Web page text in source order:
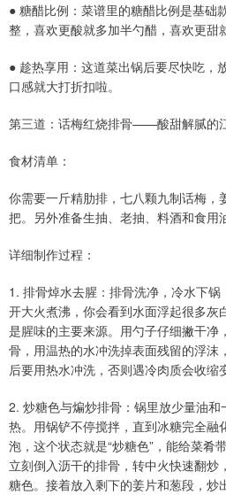
● 糖醋比例：菜谱里的糖醋比例是基础
整，喜欢更酸就多加半勺醋，喜欢更甜
● 趁热享用：这道菜出锅后要尽快吃，
口感就大打折扣啦。
第三道：话梅红烧排骨——酸甜解腻的
食材清单：
你需要一斤精肋排，七八颗九制话梅，
把。另外准备生抽、老抽、料酒和食用
详细制作过程：
1. 排骨焯水去腥：排骨洗净，冷水下锅
开大火煮沸，你会看到水面浮起很多灰
是腥味的主要来源。用勺子仔细撇干
骨，用温热的水冲洗掉表面残留的浮沫
后要用热水冲洗，否则遇冷肉质会收缩
2. 炒糖色与煸炒排骨：锅里放少量油
热。用锅铲不停搅拌，直到冰糖完全融
泡，这个状态就是“炒糖色”，能给菜肴
立刻倒入沥干的排骨，转中火快速翻炒
糖色。接着放入剩下的姜片和葱段，炒